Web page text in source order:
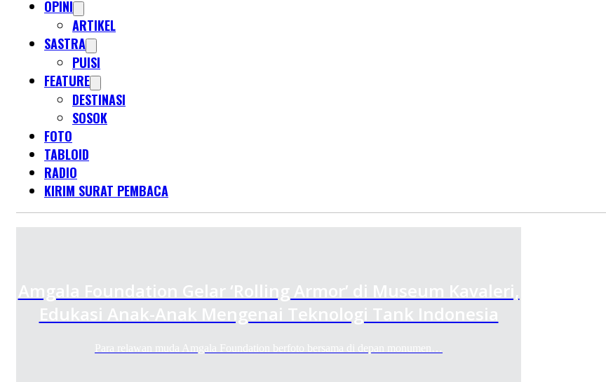
OPINI
ARTIKEL
SASTRA
PUISI
FEATURE
DESTINASI
SOSOK
FOTO
TABLOID
RADIO
KIRIM SURAT PEMBACA
Amgala Foundation Gelar ‘Rolling Armor’ di Museum Kavaleri,
Edukasi Anak-Anak Mengenai Teknologi Tank Indonesia
Para relawan muda Amgala Foundation berfoto bersama di depan monumen…